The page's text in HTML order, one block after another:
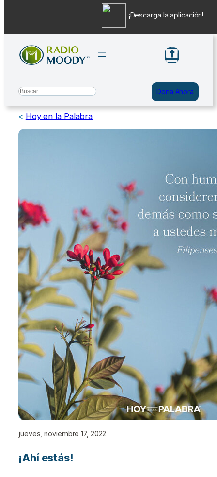
contenido
Search Dona Ahora
< Hoy en la Palabra
jueves, noviembre 17, 2022
¡Ahí estás!
¡Descarga la aplicación!